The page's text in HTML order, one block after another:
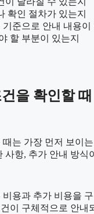
확인 절차가 있는지
기준으로 안내 내용이
할 부분이 있는지
을 확인할
는 가장 먼저 보이
사항, 추가 안내 방
용과 추가 비용을
이 구체적으로 안